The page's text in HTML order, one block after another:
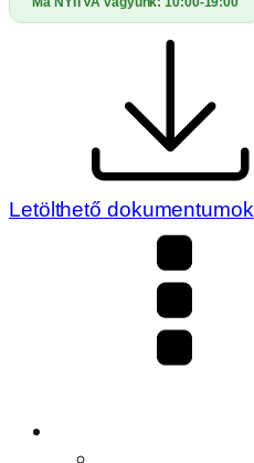
Letölthető dokumentumok